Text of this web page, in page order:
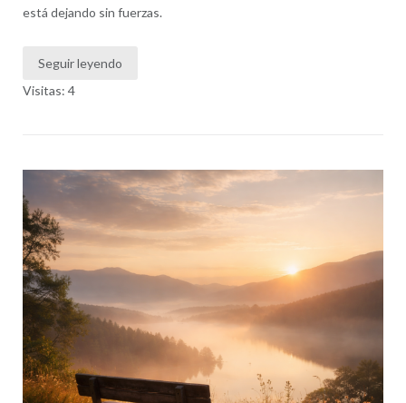
está dejando sin fuerzas.
Seguir leyendo
Visitas: 4